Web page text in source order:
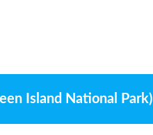
Island National Park)